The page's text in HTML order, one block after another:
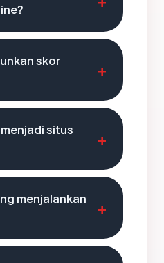
skor
situs
menjalankan